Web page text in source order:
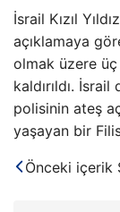
İsrail Kızıl
açıklamaya
olmak üzere üç
kaldırıldı.
polisinin ateş
yaşayan bir
Önceki içerik